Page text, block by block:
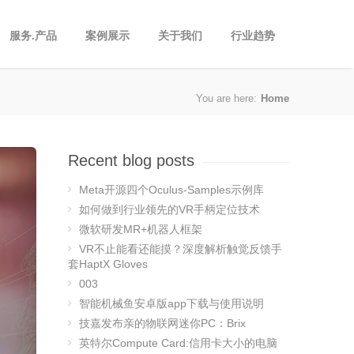
服务.产品 案例展示 关于我们 行业趋势
You are here: Home
Recent blog posts
Meta开源四个Oculus-Samples示例库
如何做到行业领先的VR手柄定位技术
微软研发MR+机器人框架
VR不止能看还能摸？深度解析触觉反馈手
套HaptX Gloves
003
智能机械鱼安卓版app下载与使用说明
技嘉发布亲的物联网迷你PC：Brix
英特尔Compute Card:信用卡大小的电脑